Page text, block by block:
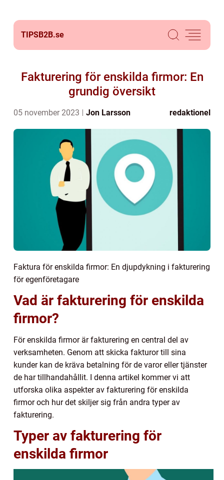
TIPSB2B.se
Fakturering för enskilda firmor: En
grundig översikt
05 november 2023 Jon Larsson redaktionel
Faktura för enskilda firmor: En djupdykning i fakturering
för egenföretagare
Vad är fakturering för enskilda
firmor?
För enskilda firmor är fakturering en central del av
verksamheten. Genom att skicka fakturor till sina
kunder kan de kräva betalning för de varor eller tjänster
de har tillhandahållit. I denna artikel kommer vi att
utforska olika aspekter av fakturering för enskilda
firmor och hur det skiljer sig från andra typer av
fakturering.
Typer av fakturering för
enskilda firmor